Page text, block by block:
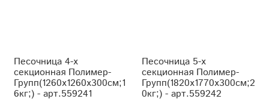
Песочница 4-х
секционная Полимер-
Групп(1260x1260x300см;1
6кг;) - арт.559241
Песочница 5-х
секционная Полимер-
Групп(1820x1770x300см;2
0кг;) - арт.559242